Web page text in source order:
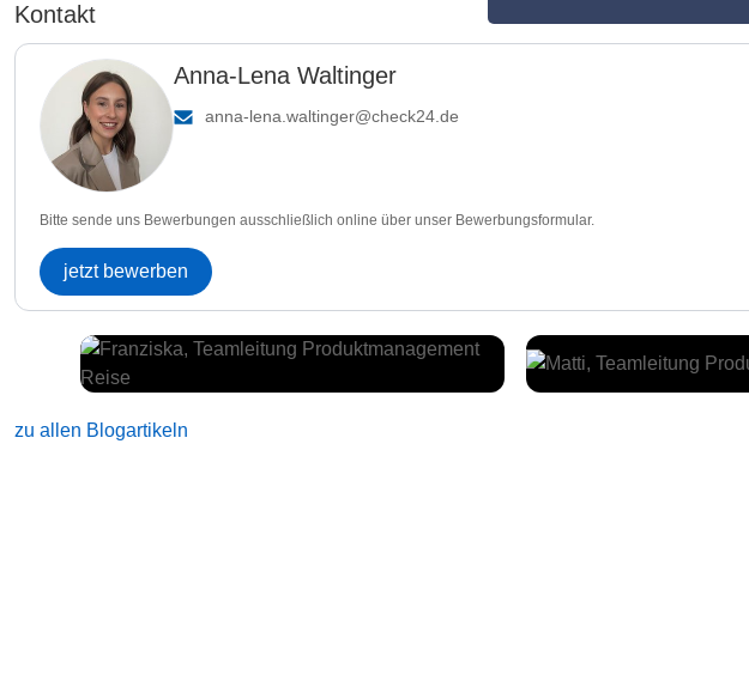
Kontakt
Anna-Lena Waltinger
anna-lena.waltinger@check24.de
Bitte sende uns Bewerbungen ausschließlich online über unser Bewerbungsformular.
jetzt bewerben
zu allen Blogartikeln